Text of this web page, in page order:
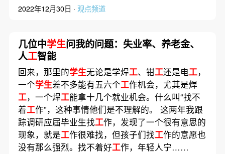
2022年12月30日 · 观点频道
几位中学生问我的问题：失业率、养老金、
人工智能
回来，那里的学生无论是学焊工、钳工还是电工，
一个学生差不多能有五六个工作机会，尤其是焊
工，一个焊工能拿十几个就业机会。什么叫“找不
着工作”，这种事情他们是不理解的。 这两年我跟
踪调研应届毕业生找工作，发现了一个很有意思的
现象，就是工作很难找，但孩子们找工作的意愿也
没有那么强烈。找不着好工作，年轻人宁……